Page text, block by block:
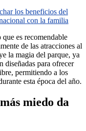
los beneficios del
con la familia
es recomendable
de las atracciones al
la magia del parque, ya
diseñadas para ofrecer
permitiendo a los
esta época del año.
miedo da